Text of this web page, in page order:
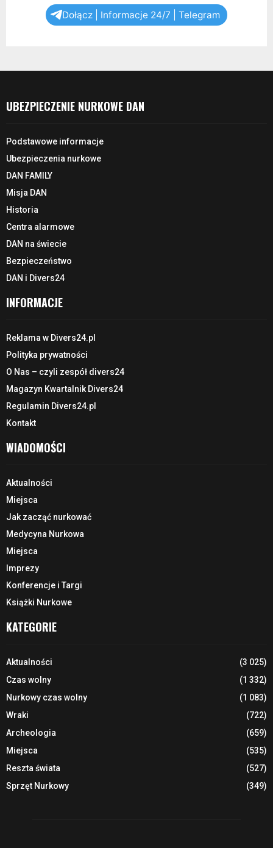
Dołącz | Informacje 24/7 | Telegram
UBEZPIECZENIE NURKOWE DAN
Podstawowe informacje
Ubezpieczenia nurkowe
DAN FAMILY
Misja DAN
Historia
Centra alarmowe
DAN na świecie
Bezpieczeństwo
DAN i Divers24
INFORMACJE
Reklama w Divers24.pl
Polityka prywatności
O Nas – czyli zespół divers24
Magazyn Kwartalnik Divers24
Regulamin Divers24.pl
Kontakt
WIADOMOŚCI
Aktualności
Miejsca
Jak zacząć nurkować
Medycyna Nurkowa
Miejsca
Imprezy
Konferencje i Targi
Książki Nurkowe
KATEGORIE
Aktualności
(3 025)
Czas wolny
(1 332)
Nurkowy czas wolny
(1 083)
Wraki
(722)
Archeologia
(659)
Miejsca
(535)
Reszta świata
(527)
Sprzęt Nurkowy
(349)